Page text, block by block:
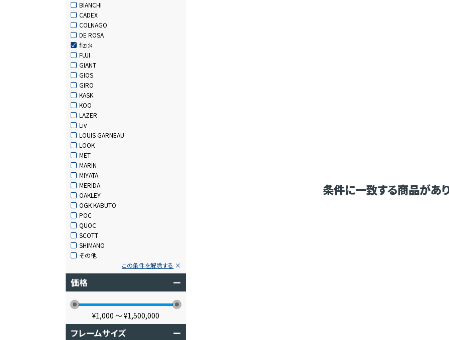
BIANCHI
CADEX
COLNAGO
DE ROSA
fizi:k
FUJI
GIANT
GIOS
GIRO
KASK
KOO
LAZER
Liv
LOUIS GARNEAU
LOOK
MET
MARIN
MIYATA
MERIDA
OAKLEY
OGK KABUTO
POC
QUOC
SCOTT
SHIMANO
その他
この条件を解除する
価格 ー
¥1,000 〜¥1,500,000
フレームサイズ ー
条件に一致する商品があ